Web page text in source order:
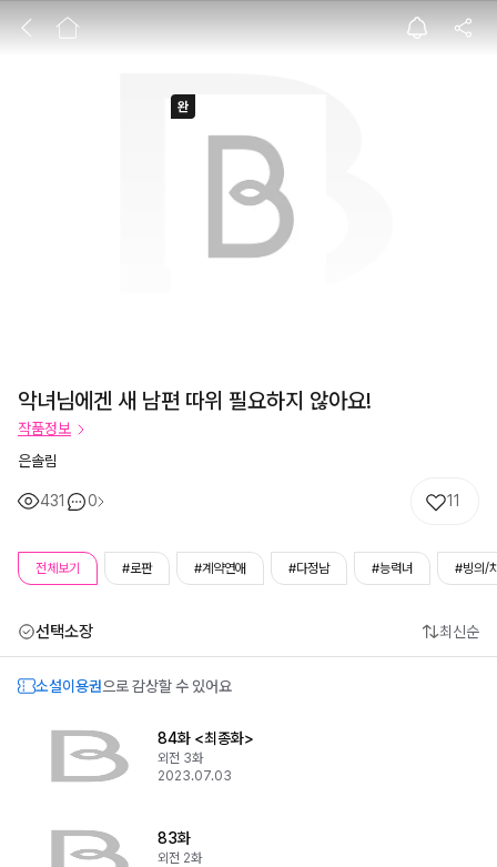
악녀님에겐 새 남
악녀님에겐 새 남편 따위 필요하지 않아요!
작품정보
은솔림
431 0 11
전체보기 #로판 #계약연애 #다정남 #능력녀 #빙의/
선택소장 최신순
소설이용권으로 감상할 수 있어요
84화 <최종화>
외전 3화
2023.07.03
83화
외전 2화